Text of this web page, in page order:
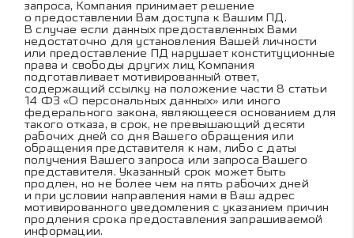
запроса, Компания принимает решение
о предоставлении Вам доступа к Вашим ПД.
В случае если данных предоставленных Вами
недостаточно для установления Вашей личности
или предоставление ПД нарушает конституционные
права и свободы других лиц Компания
подготавливает мотивированный ответ,
содержащий ссылку на положение части 8 статьи
14 ФЗ «О персональных данных» или иного
федерального закона, являющееся основанием для
такого отказа, в срок, не превышающий десяти
рабочих дней со дня Вашего обращения или
обращения представителя к нам, либо с даты
получения Вашего запроса или запроса Вашего
представителя. Указанный срок может быть
продлен, но не более чем на пять рабочих дней
и при условии направления нами в Ваш адрес
мотивированного уведомления с указанием причин
продления срока предоставления запрашиваемой
информации.